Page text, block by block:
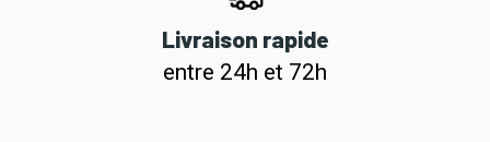
Livraison rapide
entre 24h et 72h